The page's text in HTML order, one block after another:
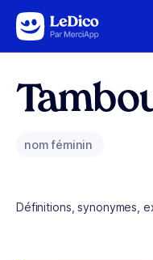
Aller au contenu
nom féminin
Définitions, synonymes,